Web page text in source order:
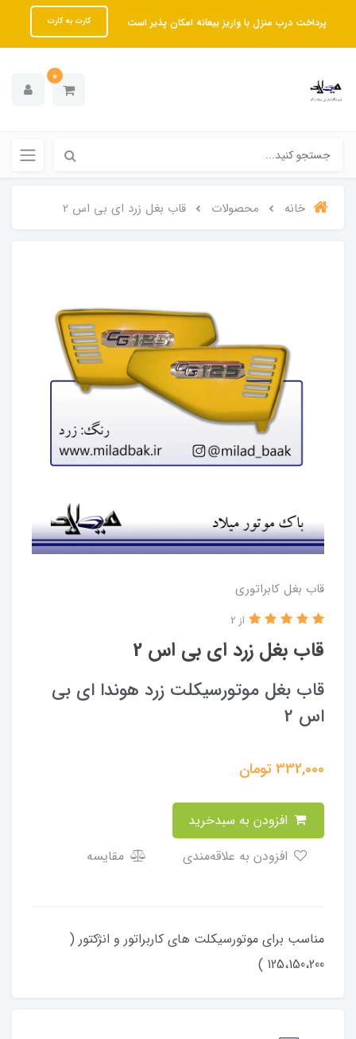
پرداخت درب منزل با واریز بیعانه امکان پذیر است کارت به کارت
0
خانه محصولات قاب بغل زرد ای بی اس 2
قاب بغل کابراتوری
قاب بغل زرد ای بی اس 2
از 2
قاب بغل موتورسیکلت زرد هوندا ای بی
اس 2
332,000تومان
مقایسه
مناسب برای موتورسیکلت های کاربراتور و انژکتور (
125،150،200 )